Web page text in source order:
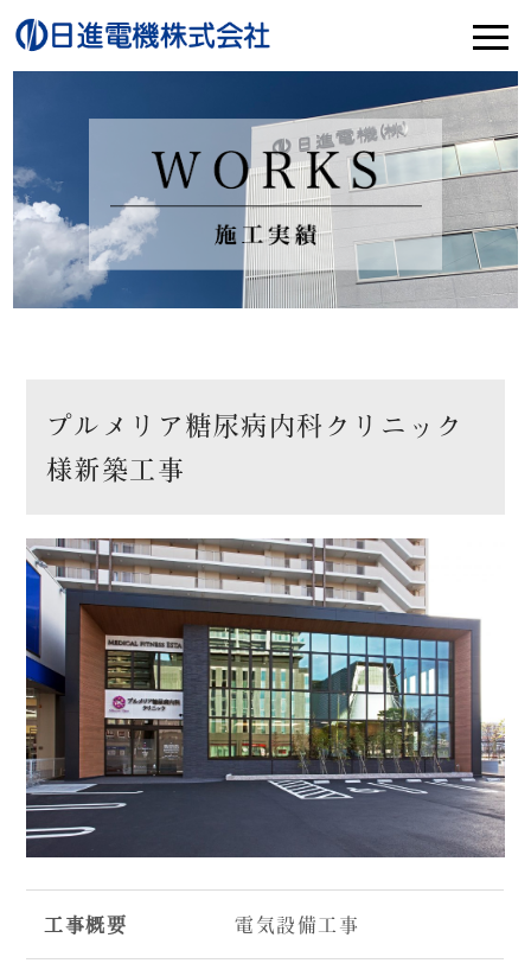
プルメリア糖尿病内科クリニック
様新築工事
工事概要 電気設備工事